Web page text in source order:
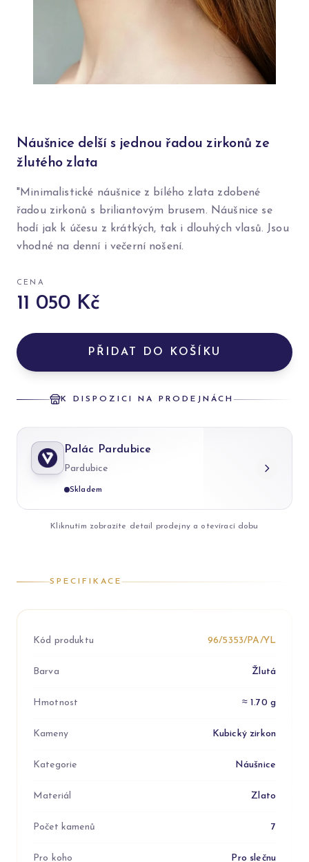
Náušnice delší s jednou řadou zirkonů ze
žlutého zlata
"Minimalistické náušnice z bílého zlata zdobené
řadou zirkonů s briliantovým brusem. Náušnice se
hodí jak k účesu z krátkých, tak i dlouhých vlasů. Jsou
vhodné na denní i večerní nošení.
CENA
11 050 Kč
PŘIDAT DO KOŠÍKU
K DISPOZICI NA PRODEJNÁCH
Palác Pardubice
Pardubice
Skladem
Kliknutím zobrazíte detail prodejny a otevírací dobu
SPECIFIKACE
Kód produktu 96/5353/PA/YL
Barva Žlutá
Hmotnost ≈ 1.70 g
Kameny Kubický zirkon
Kategorie Náušnice
Materiál Zlato
Počet kamenů 7
Pro koho Pro slečnu